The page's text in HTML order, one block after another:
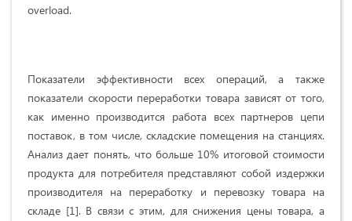
overload.
Показатели эффективности всех операций, а также
показатели скорости переработки товара зависят от того,
как именно производится работа всех партнеров цепи
поставок, в том числе, складские помещения на станциях.
Анализ дает понять, что больше 10% итоговой стоимости
продукта для потребителя представляют собой издержки
производителя на переработку и перевозку товара на
складе [1]. В связи с этим, для снижения цены товара, а